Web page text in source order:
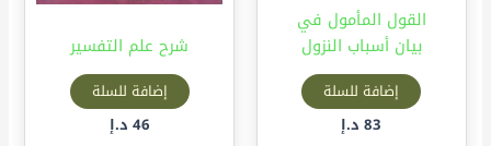
القول المأمول في
بيان أسباب النزول
إضافة للسلة
83 د.إ
شرح علم التفسير
إضافة للسلة
46 د.إ